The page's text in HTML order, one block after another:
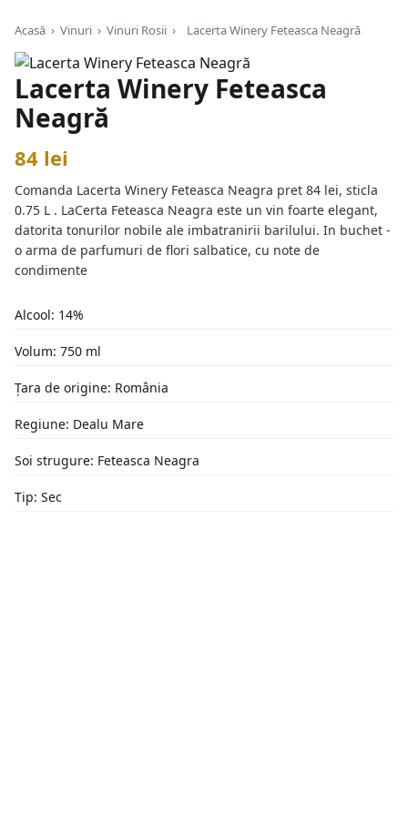
Acasă › Vinuri › Vinuri Rosii › Lacerta Winery Feteasca Neagră
Lacerta Winery Feteasca
Neagră
84 lei
Comanda Lacerta Winery Feteasca Neagra pret 84 lei, sticla
0.75 L . LaCerta Feteasca Neagra este un vin foarte elegant,
datorita tonurilor nobile ale imbatranirii barilului. In buchet -
o arma de parfumuri de flori salbatice, cu note de
condimente
Alcool: 14%
Volum: 750 ml
Țara de origine: România
Regiune: Dealu Mare
Soi strugure: Feteasca Neagra
Tip: Sec